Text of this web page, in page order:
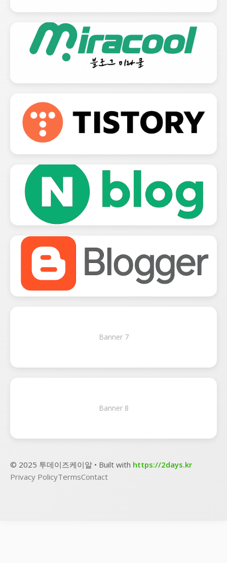
Banner 7
Banner 8
© 2025 투데이즈케이알 • Built with https://2days.kr
Privacy PolicyTermsContact